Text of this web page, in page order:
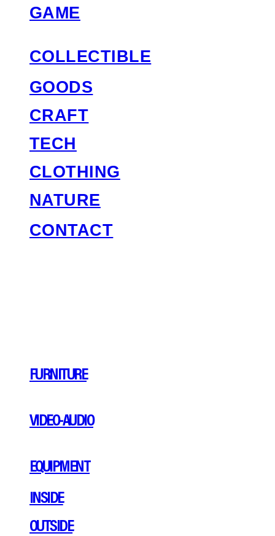
GAME
COLLECTIBLE
GOODS
CRAFT
TECH
CLOTHING
NATURE
CONTACT
FURNITURE
VIDEO-AUDIO
EQUIPMENT
INSIDE
OUTSIDE